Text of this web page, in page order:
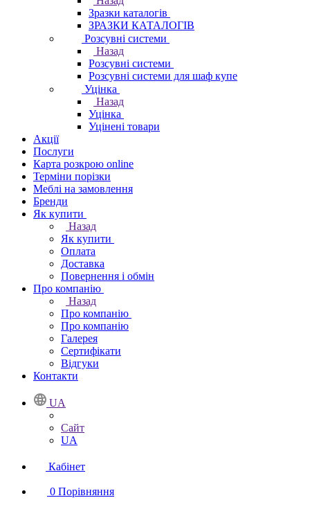
Зразки каталогів
ЗРАЗКИ КАТАЛОГІВ
Розсувні системи
Назад
Розсувні системи
Розсувні системи для шаф купе
Уцінка
Назад
Уцінка
Уцінені товари
Акції
Послуги
Карта розкрою online
Терміни порізки
Меблі на замовлення
Бренди
Як купити
Назад
Як купити
Оплата
Доставка
Повернення і обмін
Про компанію
Назад
Про компанію
Про компанію
Галерея
Сертифікати
Відгуки
Контакти
UA
Сайт
UA
Кабінет
0 Порівняння